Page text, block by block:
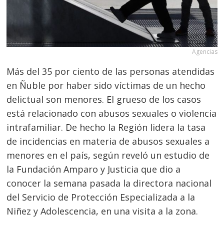
Agencias
Más del 35 por ciento de las personas atendidas
en Ñuble por haber sido víctimas de un hecho
delictual son menores. El grueso de los casos
está relacionado con abusos sexuales o violencia
intrafamiliar. De hecho la Región lidera la tasa
de incidencias en materia de abusos sexuales a
menores en el país, según reveló un estudio de
la Fundación Amparo y Justicia que dio a
conocer la semana pasada la directora nacional
del Servicio de Protección Especializada a la
Niñez y Adolescencia, en una visita a la zona.